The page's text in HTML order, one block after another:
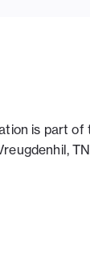
is part of